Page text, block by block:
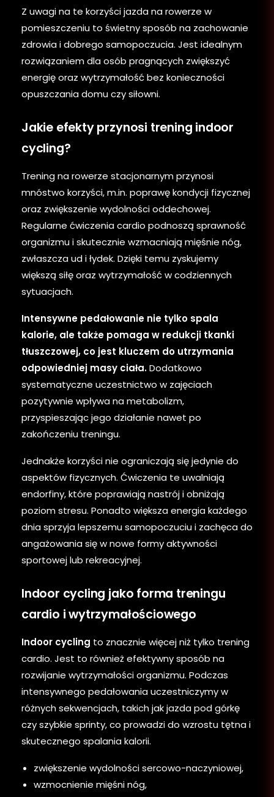
Z uwagi na te korzyści jazda na rowerze w
pomieszczeniu to świetny sposób na zachowanie
zdrowia i dobrego samopoczucia. Jest idealnym
rozwiązaniem dla osób pragnących zwiększyć
energię oraz wytrzymałość bez konieczności
opuszczania domu czy siłowni.
Jakie efekty przynosi trening indoor
cycling?
Trening na rowerze stacjonarnym przynosi
mnóstwo korzyści, m.in. poprawę kondycji fizycznej
oraz zwiększenie wydolności oddechowej.
Regularne ćwiczenia cardio podnoszą sprawność
organizmu i skutecznie wzmacniają mięśnie nóg,
zwłaszcza ud i łydek. Dzięki temu zyskujemy
większą siłę oraz wytrzymałość w codziennych
sytuacjach.
Intensywne pedałowanie nie tylko spala
kalorie, ale także pomaga w redukcji tkanki
tłuszczowej, co jest kluczem do utrzymania
odpowiedniej masy ciała.Dodatkowo
systematyczne uczestnictwo w zajęciach
pozytywnie wpływa na metabolizm,
przyspieszając jego działanie nawet po
zakończeniu treningu.
Jednakże korzyści nie ograniczają się jedynie do
aspektów fizycznych. Ćwiczenia te uwalniają
endorfiny, które poprawiają nastrój i obniżają
poziom stresu. Ponadto większa energia każdego
dnia sprzyja lepszemu samopoczuciu i zachęca do
angażowania się w nowe formy aktywności
sportowej lub rekreacyjnej.
Indoor cycling jako forma treningu
cardio i wytrzymałościowego
Indoor cycling to znacznie więcej niż tylko trening
cardio. Jest to również efektywny sposób na
rozwijanie wytrzymałości organizmu. Podczas
intensywnego pedałowania uczestniczymy w
różnych sekwencjach, takich jak jazda pod górkę
czy szybkie sprinty, co prowadzi do wzrostu tętna i
skutecznego spalania kalorii.
zwiększenie wydolności sercowo-naczyniowej,
wzmocnienie mięśni nóg,